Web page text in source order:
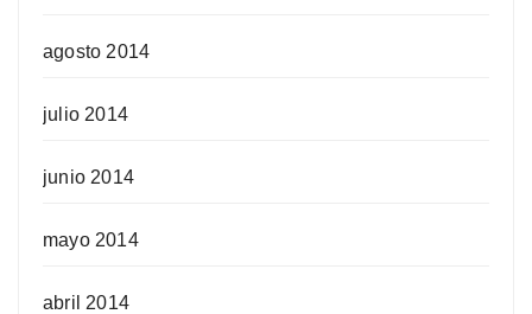
agosto 2014
julio 2014
junio 2014
mayo 2014
abril 2014